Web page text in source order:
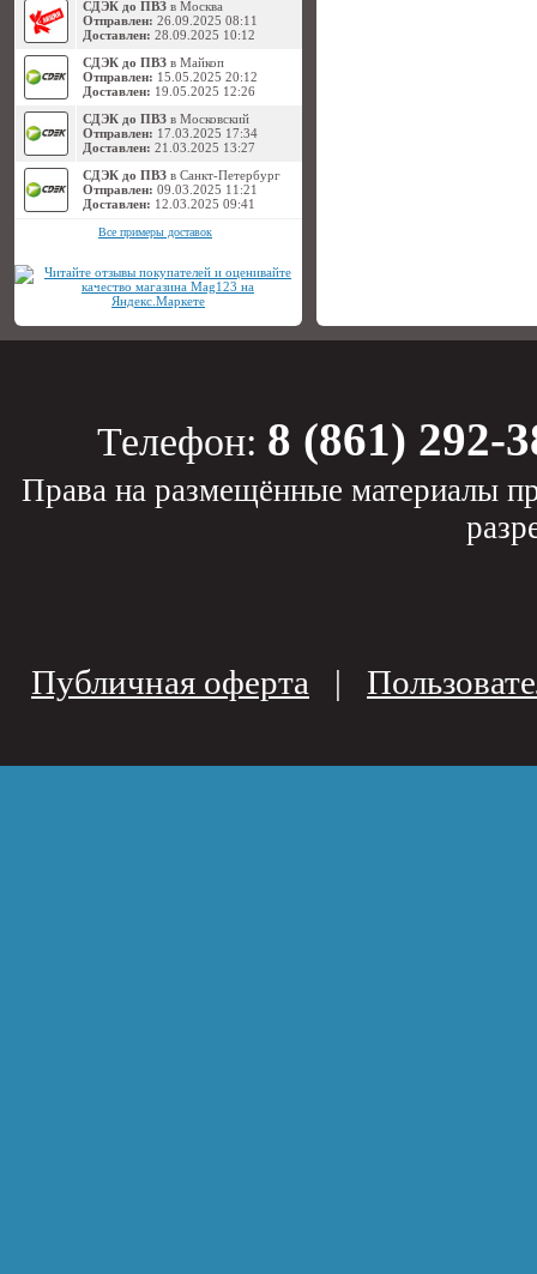
СДЭК до ПВЗ в Москва
Отправлен: 26.09.2025 08:11
Доставлен: 28.09.2025 10:12
СДЭК до ПВЗ в Майкоп
Отправлен: 15.05.2025 20:12
Доставлен: 19.05.2025 12:26
СДЭК до ПВЗ в Московский
Отправлен: 17.03.2025 17:34
Доставлен: 21.03.2025 13:27
СДЭК до ПВЗ в Санкт-Петербург
Отправлен: 09.03.2025 11:21
Доставлен: 12.03.2025 09:41
Все примеры доставок
Телефон: 8 (861) 292-
Права на размещённые материалы
Публичная оферта |